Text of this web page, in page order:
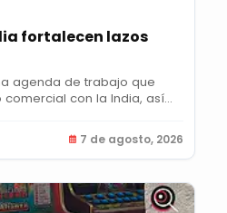
fortalecen lazos
agenda de trabajo que
con la India, así
7 de agosto, 2026